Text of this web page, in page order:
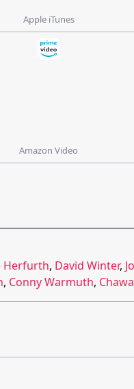
Apple iTunes
Amazon Video
Herfurth, David Winter,
, Conny Warmuth,